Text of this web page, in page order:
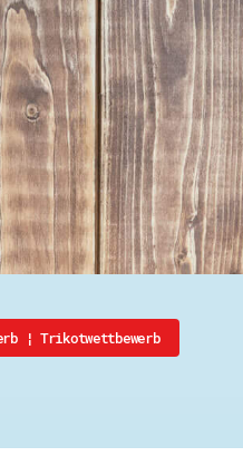
¦ Trikotwettbewerb